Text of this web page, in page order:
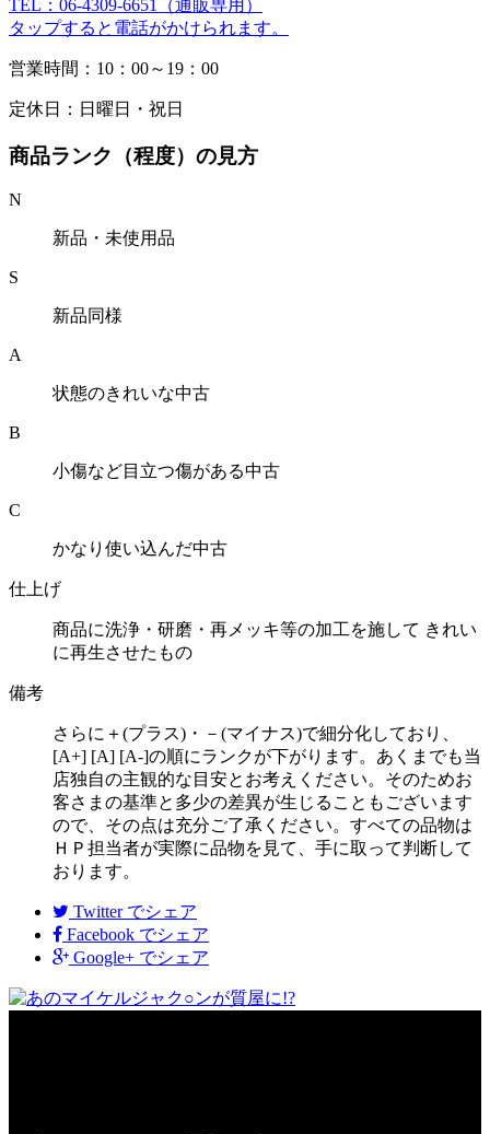
TEL：06-4309-6651（通販専用）
タップすると電話がかけられます。
営業時間：10：00～19：00
定休日：日曜日・祝日
商品ランク（程度）の見方
N
新品・未使用品
S
新品同様
A
状態のきれいな中古
B
小傷など目立つ傷がある中古
C
かなり使い込んだ中古
仕上げ
商品に洗浄・研磨・再メッキ等の加工を施して きれい
に再生させたもの
備考
さらに＋(プラス)・－(マイナス)で細分化しており、
[A+] [A] [A-]の順にランクが下がります。あくまでも当
店独自の主観的な目安とお考えください。そのためお
客さまの基準と多少の差異が生じることもございます
ので、その点は充分ご了承ください。すべての品物は
ＨＰ担当者が実際に品物を見て、手に取って判断して
おります。
Twitter でシェア
Facebook でシェア
Google+ でシェア